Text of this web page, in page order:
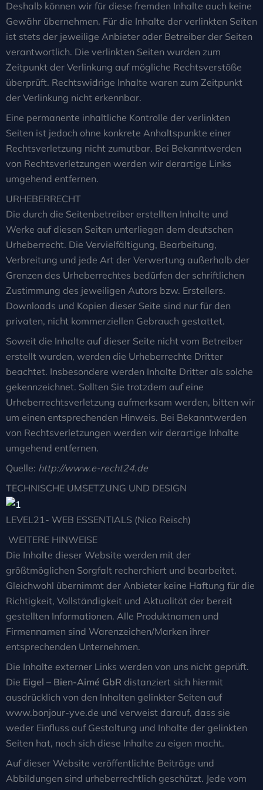
Deshalb können wir für diese fremden Inhalte auch keine
Gewähr übernehmen. Für die Inhalte der verlinkten Seiten
ist stets der jeweilige Anbieter oder Betreiber der Seiten
verantwortlich. Die verlinkten Seiten wurden zum
Zeitpunkt der Verlinkung auf mögliche Rechtsverstöße
überprüft. Rechtswidrige Inhalte waren zum Zeitpunkt
der Verlinkung nicht erkennbar.
Eine permanente inhaltliche Kontrolle der verlinkten
Seiten ist jedoch ohne konkrete Anhaltspunkte einer
Rechtsverletzung nicht zumutbar. Bei Bekanntwerden
von Rechtsverletzungen werden wir derartige Links
umgehend entfernen.
URHEBERRECHT
Die durch die Seitenbetreiber erstellten Inhalte und
Werke auf diesen Seiten unterliegen dem deutschen
Urheberrecht. Die Vervielfältigung, Bearbeitung,
Verbreitung und jede Art der Verwertung außerhalb der
Grenzen des Urheberrechtes bedürfen der schriftlichen
Zustimmung des jeweiligen Autors bzw. Erstellers.
Downloads und Kopien dieser Seite sind nur für den
privaten, nicht kommerziellen Gebrauch gestattet.
Soweit die Inhalte auf dieser Seite nicht vom Betreiber
erstellt wurden, werden die Urheberrechte Dritter
beachtet. Insbesondere werden Inhalte Dritter als solche
gekennzeichnet. Sollten Sie trotzdem auf eine
Urheberrechtsverletzung aufmerksam werden, bitten wir
um einen entsprechenden Hinweis. Bei Bekanntwerden
von Rechtsverletzungen werden wir derartige Inhalte
umgehend entfernen.
Quelle: http://www.e-recht24.de
TECHNISCHE UMSETZUNG UND DESIGN
LEVEL21- WEB ESSENTIALS (Nico Reisch)
WEITERE HINWEISE
Die Inhalte dieser Website werden mit der
größtmöglichen Sorgfalt recherchiert und bearbeitet.
Gleichwohl übernimmt der Anbieter keine Haftung für die
Richtigkeit, Vollständigkeit und Aktualität der bereit
gestellten Informationen. Alle Produktnamen und
Firmennamen sind Warenzeichen/Marken ihrer
entsprechenden Unternehmen.
Die Inhalte externer Links werden von uns nicht geprüft.
Die Eigel – Bien-Aimé GbR distanziert sich hiermit
ausdrücklich von den Inhalten gelinkter Seiten auf
www.bonjour-yve.de und verweist darauf, dass sie
weder Einfluss auf Gestaltung und Inhalte der gelinkten
Seiten hat, noch sich diese Inhalte zu eigen macht.
Auf dieser Website veröffentlichte Beiträge und
Abbildungen sind urheberrechtlich geschützt. Jede vom